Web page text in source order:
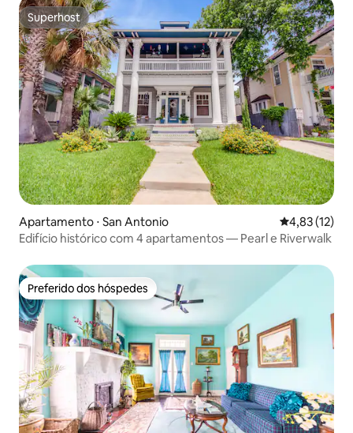
Superhost
Superhost
Apartamento ⋅ San Antonio 4,83 de uma
4,83 (12)
Edifício histórico com 4 apartamentos — Pearl e Riverwalk
Preferido dos hóspedes
Preferido dos hóspedes